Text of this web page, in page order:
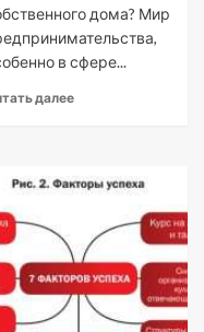
дома? Мир
в сфере...
далее